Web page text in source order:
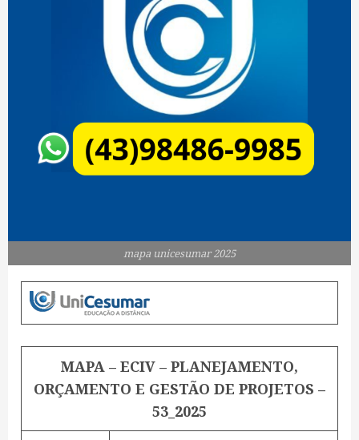
mapa unicesumar 2025
MAPA – ECIV – PLANEJAMENTO,
ORÇAMENTO E GESTÃO DE PROJETOS –
53_2025